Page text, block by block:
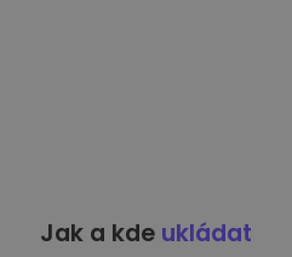
Jak a kde ukládat